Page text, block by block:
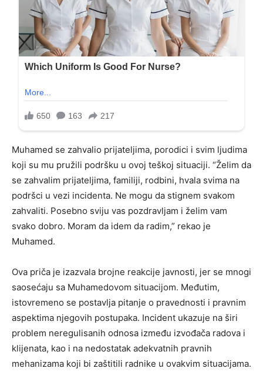
Muhamed se zahvalio prijateljima, porodici i svim ljudima
koji su mu pružili podršku u ovoj teškoj situaciji. “Želim da
se zahvalim prijateljima, familiji, rodbini, hvala svima na
podršci u vezi incidenta. Ne mogu da stignem svakom
zahvaliti. Posebno sviju vas pozdravljam i želim vam
svako dobro. Moram da idem da radim,” rekao je
Muhamed.
Ova priča je izazvala brojne reakcije javnosti, jer se mnogi
saosećaju sa Muhamedovom situacijom. Međutim,
istovremeno se postavlja pitanje o pravednosti i pravnim
aspektima njegovih postupaka. Incident ukazuje na širi
problem neregulisanih odnosa između izvođača radova i
klijenata, kao i na nedostatak adekvatnih pravnih
mehanizama koji bi zaštitili radnike u ovakvim situacijama.